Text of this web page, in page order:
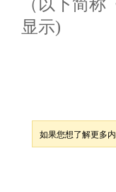
（以下简
显示)
如果您想了解更多